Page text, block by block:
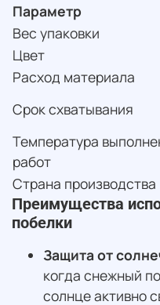
Параметр
Вес упаковки
Цвет
Расход материала
Срок схватывания
Температура
работ
Страна производства
Преимущества
побелки
Защита от
когда снежный
солнце активно